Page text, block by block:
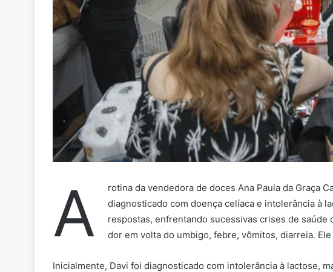
A
rotina da vendedora de doces Ana Paula da Graça
diagnosticado com doença celíaca e intolerância à
respostas, enfrentando sucessivas crises de saúde
dor em volta do umbigo, febre, vômitos, diarreia.
Inicialmente, Davi foi diagnosticado com intolerância à lactose,